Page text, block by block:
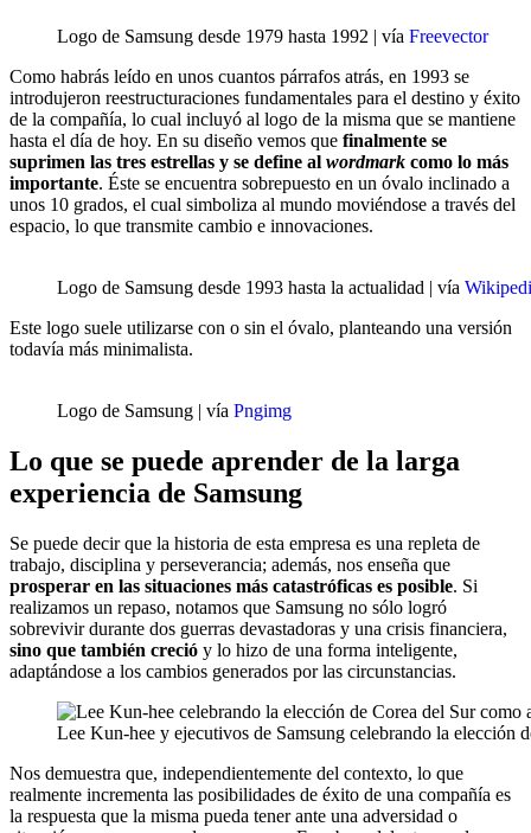
Logo de Samsung desde 1979 hasta 1992 | vía Freevector
Como habrás leído en unos cuantos párrafos atrás, en 1993 se
introdujeron reestructuraciones fundamentales para el destino y éxito
de la compañía, lo cual incluyó al logo de la misma que se mantiene
hasta el día de hoy. En su diseño vemos que finalmente se
suprimen las tres estrellas y se define al wordmark como lo más
importante. Éste se encuentra sobrepuesto en un óvalo inclinado a
unos 10 grados, el cual simboliza al mundo moviéndose a través del
espacio, lo que transmite cambio e innovaciones.
Logo de Samsung desde 1993 hasta la actualidad | vía
Este logo suele utilizarse con o sin el óvalo, planteando una versión
todavía más minimalista.
Logo de Samsung | vía Pngimg
Lo que se puede aprender de la larga
experiencia de Samsung
Se puede decir que la historia de esta empresa es una repleta de
trabajo, disciplina y perseverancia; además, nos enseña que
prosperar en las situaciones más catastróficas es posible. Si
realizamos un repaso, notamos que Samsung no sólo logró
sobrevivir durante dos guerras devastadoras y una crisis financiera,
sino que también creció y lo hizo de una forma inteligente,
adaptándose a los cambios generados por las circunstancias.
Lee Kun-hee y ejecutivos de Samsung celebrando la
Nos demuestra que, independientemente del contexto, lo que
realmente incrementa las posibilidades de éxito de una compañía es
la respuesta que la misma pueda tener ante una adversidad o